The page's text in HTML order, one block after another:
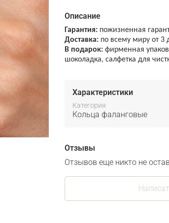
Описание
Гарантия: пожизненная
Доставка: по всему миру от 3
В подарок: фирменная
шоколадка, салфетка для
Характеристики
Категория
Кольца фаланговые
Отзывы
Отзывов еще никто не